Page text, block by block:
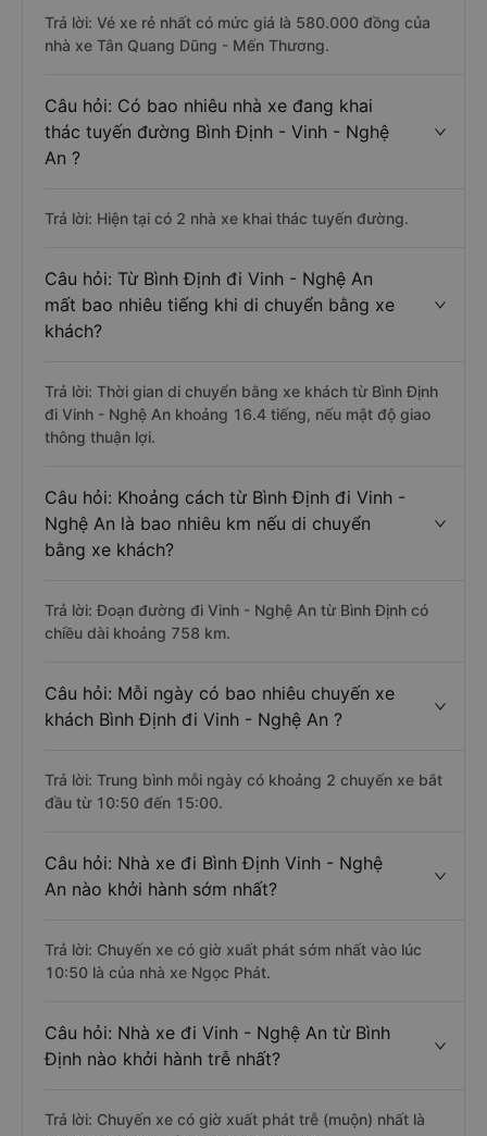
Trả lời: Vé xe rẻ nhất có mức giá là 580.000 đồng của
nhà xe Tân Quang Dũng - Mến Thương.
Câu hỏi: Có bao nhiêu nhà xe đang khai
thác tuyến đường Bình Định - Vinh - Nghệ
An ?
Trả lời: Hiện tại có 2 nhà xe khai thác tuyến đường.
Câu hỏi: Từ Bình Định đi Vinh - Nghệ An
mất bao nhiêu tiếng khi di chuyển bằng xe
khách?
Trả lời: Thời gian di chuyển bằng xe khách từ Bình Định
đi Vinh - Nghệ An khoảng 16.4 tiếng, nếu mật độ giao
thông thuận lợi.
Câu hỏi: Khoảng cách từ Bình Định đi Vinh -
Nghệ An là bao nhiêu km nếu di chuyển
bằng xe khách?
Trả lời: Đoạn đường đi Vinh - Nghệ An từ Bình Định có
chiều dài khoảng 758 km.
Câu hỏi: Mỗi ngày có bao nhiêu chuyến xe
khách Bình Định đi Vinh - Nghệ An ?
Trả lời: Trung bình mỗi ngày có khoảng 2 chuyến xe bắt
đầu từ 10:50 đến 15:00.
Câu hỏi: Nhà xe đi Bình Định Vinh - Nghệ
An nào khởi hành sớm nhất?
Trả lời: Chuyến xe có giờ xuất phát sớm nhất vào lúc
10:50 là của nhà xe Ngọc Phát.
Câu hỏi: Nhà xe đi Vinh - Nghệ An từ Bình
Định nào khởi hành trễ nhất?
Trả lời: Chuyến xe có giờ xuất phát trễ (muộn) nhất là